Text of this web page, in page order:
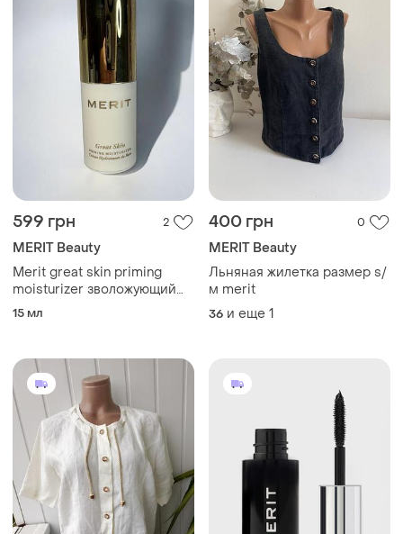
599 грн 2
MERIT Beauty
Merit great skin priming
moisturizer зволожующий
крем - праймер основа під
15 мл
400 грн 0
MERIT Beauty
Льняная жилетка размер s/
м merit
36 и еще 1